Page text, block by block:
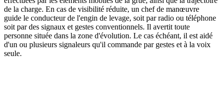
de la charge. En cas de visibilité réduite, un chef de manœuvre
guide le conducteur de l'engin de levage, soit par radio ou téléphone
soit par des signaux et gestes conventionnels. Il avertit toute
personne située dans la zone d'évolution. Le cas échéant, il est aidé
d'un ou plusieurs signaleurs qu'il commande par gestes et à la voix
seule.